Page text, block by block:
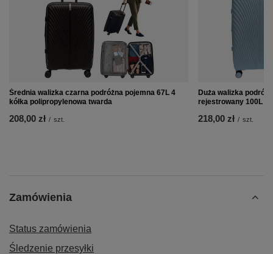
Średnia walizka czarna podróżna pojemna 67L 4
kółka polipropylenowa twarda
208,00 zł / szt.
Duża walizka
rejestrowany 100L
218,00 zł / szt.
Zamówienia
Status zamówienia
Śledzenie przesyłki